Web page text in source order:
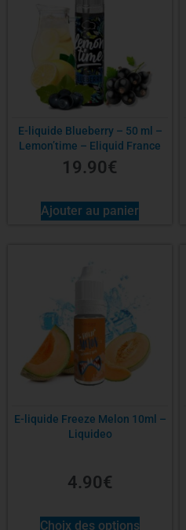
E-liquide Blueberry – 50 ml –
Lemon’time – Eliquid France
19.90€
Ajouter au panier
E-liquide Freeze Melon 10ml –
Liquideo
4.90€
Choix des options